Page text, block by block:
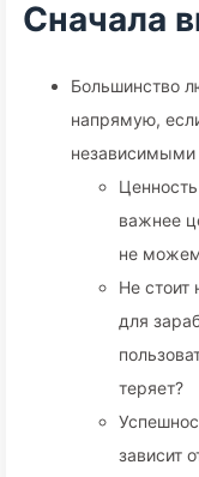
Сначала
Большинство
напрямую,
независимыми
важнее
не
Не стоит
для
теряет?
зависит